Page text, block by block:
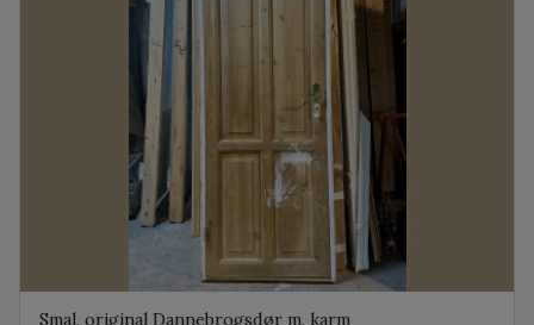
Smal, original Dannebrogsdør m. karm